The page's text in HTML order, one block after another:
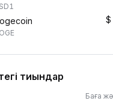
$
тиындар
Баға